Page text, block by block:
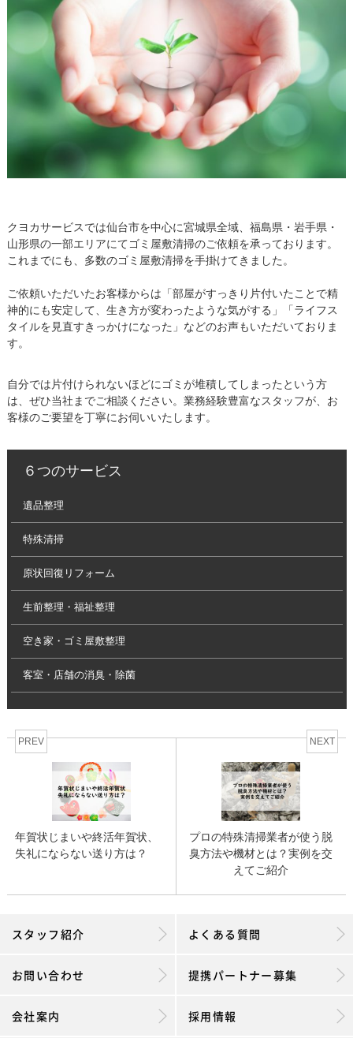
クヨカサービスでは仙台市を中心に宮城県全域、福島県・岩手県・
山形県の一部エリアにてゴミ屋敷清掃のご依頼を承っております。
これまでにも、多数のゴミ屋敷清掃を手掛けてきました。
ご依頼いただいたお客様からは「部屋がすっきり片付いたことで精
神的にも安定して、生き方が変わったような気がする」「ライフス
タイルを見直すきっかけになった」などのお声もいただいておりま
す。
自分では片付けられないほどにゴミが堆積してしまったという方
は、ぜひ当社までご相談ください。業務経験豊富なスタッフが、お
客様のご要望を丁寧にお伺いいたします。
６つのサービス
遺品整理
特殊清掃
原状回復リフォーム
生前整理・福祉整理
空き家・ゴミ屋敷整理
客室・店舗の消臭・除菌
PREV
年賀状じまいや終活年賀状、
失礼にならない送り方は？
NEXT
プロの特殊清掃業者が使う脱
臭方法や機材とは？実例を交
えてご紹介
スタッフ紹介 よくある質問
お問い合わせ 提携パートナー募集
会社案内 採用情報